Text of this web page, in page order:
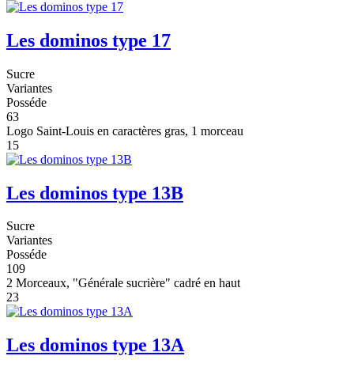
Les dominos type 17
Sucre
Variantes
Posséde
63
Logo Saint-Louis en caractères gras, 1 morceau
15
Les dominos type 13B
Sucre
Variantes
Posséde
109
2 Morceaux, "Générale sucrière" cadré en haut
23
Les dominos type 13A